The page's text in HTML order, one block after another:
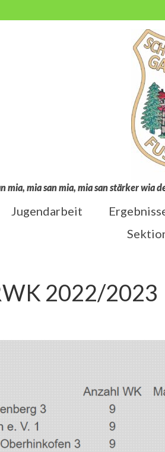
mia, mia san mia, mia san stärker wia
Jugendarbeit
2022/2023